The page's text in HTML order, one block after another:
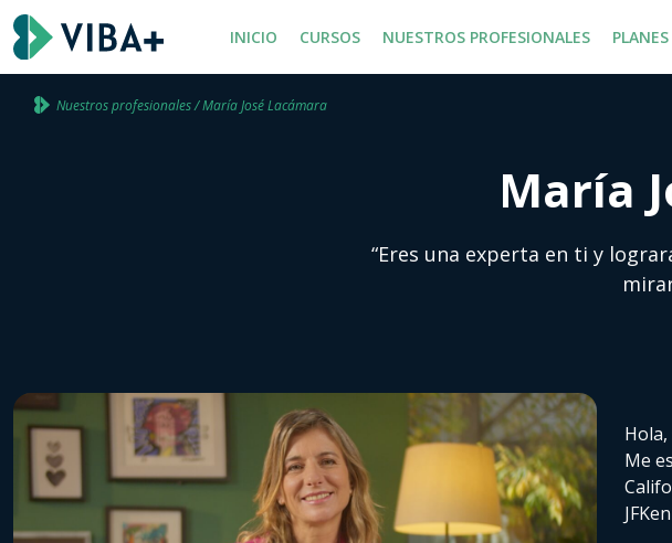
INICIO CURSOS NUESTROS PROFESIONALES PLANES
Nuestros profesionales / María José Lacámara
María
“Eres una experta en ti y
Me